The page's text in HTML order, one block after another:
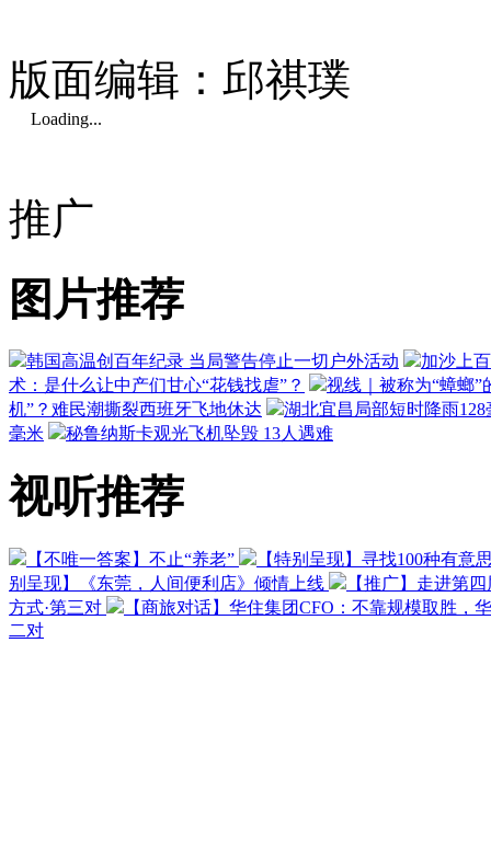
版面编辑：邱祺璞
Loading...
推广
图片推荐
韩国高温创百年纪录 当局警告停止一切户外活动
加沙上
术：是什么让中产们甘心“花钱找虐”？
视线｜被称为“蟑螂
机”？难民潮撕裂西班牙飞地休达
湖北宜昌局部短时降雨
毫米
秘鲁纳斯卡观光飞机坠毁 13人遇难
视听推荐
【不唯一答案】不止“养老”
【特别呈现】寻找100种有意
别呈现】《东莞，人间便利店》倾情上线
【推广】走进第
方式·第三对
【商旅对话】华住集团CFO：不靠规模取胜，
二对